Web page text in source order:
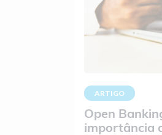
ARTIGO
Open
importância